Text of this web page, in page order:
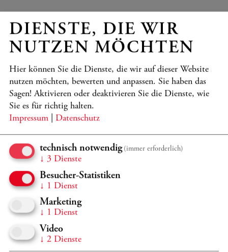
GUTSCHEINE
Ermöglichen Sie unvergessliche Musikerlebnisse,
verschenken Sie Gutscheine für unsere Konzerte!
MEHR
DIENSTE, DIE WIR
NUTZEN MÖCHTEN
Hier können Sie die Dienste, die wir auf dieser Website
nutzen möchten, bewerten und anpassen. Sie haben das
Sagen! Aktivieren oder deaktivieren Sie die Dienste, wie
Sie es für richtig halten.
Impressum
Datenschutz
technisch notwendig (immer erforderlich)
↓ 3 Dienste
Besucher-Statistiken
↓ 1 Dienst
Marketing
↓ 1 Dienst
Video
↓ 2 Dienste